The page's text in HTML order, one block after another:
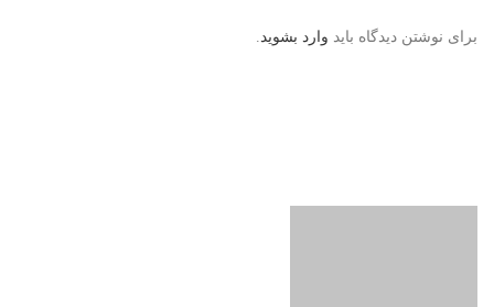
برای نوشتن دیدگاه باید وارد بشوید.